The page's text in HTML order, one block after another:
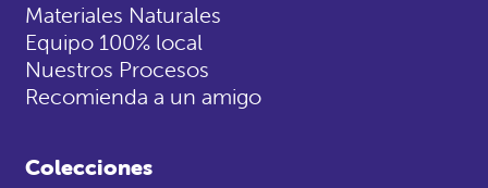
Materiales Naturales
Equipo 100% local
Nuestros Procesos
Recomienda a un amigo
Colecciones